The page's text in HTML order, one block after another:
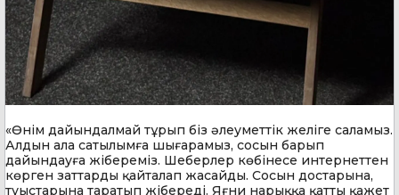
«Өнім дайындалмай тұрып біз әлеуметтік желіге саламыз.
Алдын ала сатылымға шығарамыз, сосын барып
дайындауға жібереміз. Шеберлер көбінесе интернеттен
көрген заттарды қайталап жасайды. Сосын достарына,
туыстарына таратып жібереді. Яғни нарыққа қатты қажет